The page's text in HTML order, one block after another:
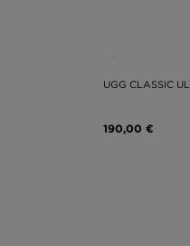
UGG CLASSIC
190,00 €